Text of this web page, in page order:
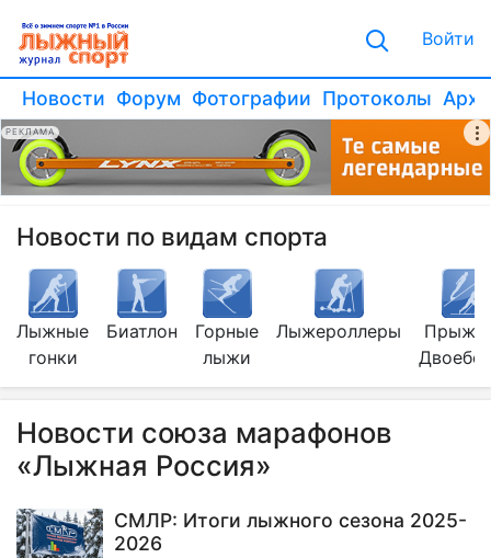
Войти
Новости Форум Фотографии Протоколы
РЕКЛАМА
Новости по видам спорта
Лыжные
гонки
Биатлон
Горные
лыжи
Лыжероллеры
Новости союза марафонов
«Лыжная Россия»
СМЛР: Итоги лыжного сезона 2025-
2026